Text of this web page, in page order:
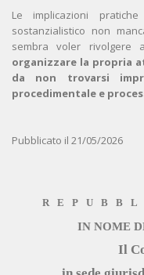
Le implicazioni
sostanzialistico non
sembra voler
organizzare la propria
da non trovarsi
procedimentale e
Pubblicato il 21/05/2026
IN NOME
Il